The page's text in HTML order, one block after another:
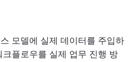
모델에 실제 데이터를 주입하
플로우를 실제 업무 진행 방